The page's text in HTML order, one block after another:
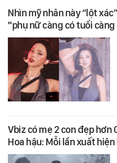
Nhìn mỹ nhân này “lột
"phụ nữ càng có tuổi
Vbiz có mẹ 2 con đẹp hơn
Hoa hậu: Mỗi lần xuất